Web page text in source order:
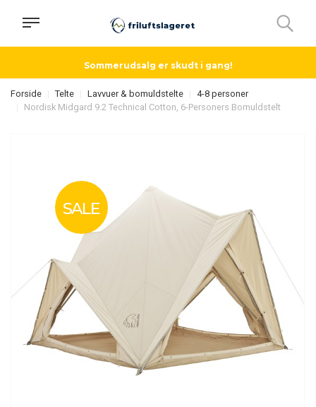
Sommerudsalg er skudt i gang!
Forside Telte Lavvuer & bomuldstelte
4-8 personer
Nordisk Midgard 9.2 Technical Cotton, 6-Personers Bomuldstelt
SALE